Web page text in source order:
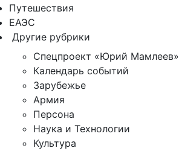
Путешествия
ЕАЭС
Другие рубрики
Спецпроект «Юрий Мамлеев»
Календарь событий
Зарубежье
Армия
Персона
Наука и Технологии
Культура